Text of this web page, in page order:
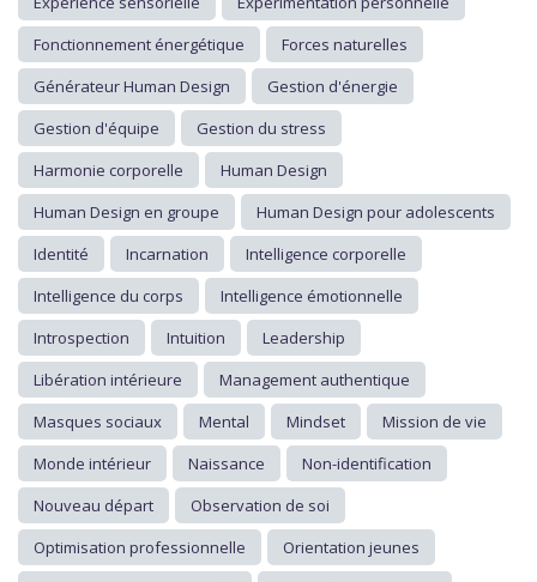
Fonctionnement énergétique
Forces naturelles
Générateur Human Design
Gestion d'énergie
Gestion d'équipe
Gestion du stress
Harmonie corporelle
Human Design
Human Design en groupe
Human Design pour adolescents
Identité
Incarnation
Intelligence corporelle
Intelligence du corps
Intelligence émotionnelle
Introspection
Intuition
Leadership
Libération intérieure
Management authentique
Masques sociaux
Mental Mindset
Mission de vie
Monde intérieur
Naissance
Non-identification
Nouveau départ
Observation de soi
Optimisation professionnelle
Orientation jeunes